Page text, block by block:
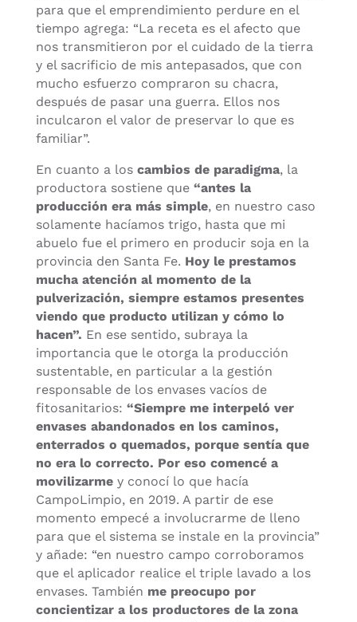
para que el emprendimiento perdure en el
tiempo agrega: “La receta es el afecto que
nos transmitieron por el cuidado de la tierra
y el sacrificio de mis antepasados, que con
mucho esfuerzo compraron su chacra,
después de pasar una guerra. Ellos nos
inculcaron el valor de preservar lo que es
familiar”.
En cuanto a los cambios de paradigma, la
productora sostiene que “antes la
producción era más simple, en nuestro caso
solamente hacíamos trigo, hasta que mi
abuelo fue el primero en producir soja en la
provincia den Santa Fe. Hoy le prestamos
mucha atención al momento de la
pulverización, siempre estamos presentes
viendo que producto utilizan y cómo lo
hacen”. En ese sentido, subraya la
importancia que le otorga la producción
sustentable, en particular a la gestión
responsable de los envases vacíos de
fitosanitarios: “Siempre me interpeló ver
envases abandonados en los caminos,
enterrados o quemados, porque sentía que
no era lo correcto. Por eso comencé a
movilizarmey conocí lo que hacía
CampoLimpio, en 2019. A partir de ese
momento empecé a involucrarme de lleno
para que el sistema se instale en la provincia”
y añade: “en nuestro campo corroboramos
que el aplicador realice el triple lavado a los
envases. También me preocupo por
concientizar a los productores de la zona